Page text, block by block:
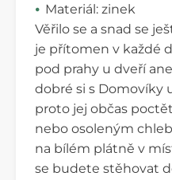
Materiál: zinek
Věřilo se a snad se
je přítomen v každé
pod prahy u dveří
dobré si s Domovíky
proto jej občas
nebo osoleným
na bílém plátně v
se budete stěhovat